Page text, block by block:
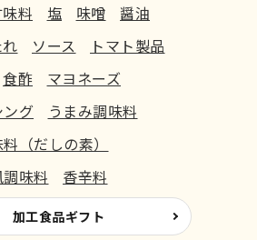
料 塩 味噌
醤油
ソース
トマト製品
食酢
マヨネーズ
ング
うまみ調味料
（だしの素）
味料
香辛料
加工食品ギフト